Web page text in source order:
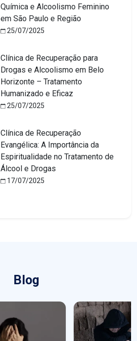
Química e Alcoolismo Feminino
em São Paulo e Região
25/07/2025
Clínica de Recuperação para
Drogas e Alcoolismo em Belo
Horizonte – Tratamento
Humanizado e Eficaz
25/07/2025
Clínica de Recuperação
Evangélica: A Importância da
Espiritualidade no Tratamento de
Álcool e Drogas
17/07/2025
Blog